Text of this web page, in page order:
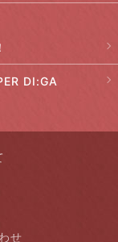
DI:GA
せ